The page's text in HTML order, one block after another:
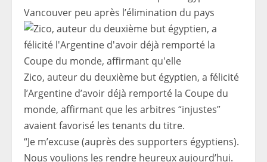
Vancouver peu après l’élimination du pays
Zico, auteur du deuxième but égyptien, a félicité
l’Argentine d’avoir déjà remporté la Coupe du
monde, affirmant que les arbitres “injustes”
avaient favorisé les tenants du titre.
“Je m’excuse (auprès des supporters égyptiens).
Nous voulions les rendre heureux aujourd’hui.